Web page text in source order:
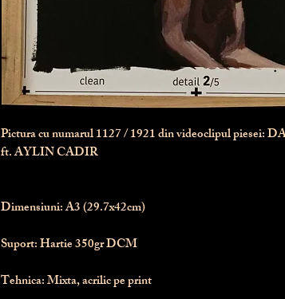
Pictura cu numarul1127/ 1921 din videoclipul piesei:
ft. AYLIN CADIR
Dimensiuni: A3 (29.7x42cm)
Suport: Hartie 350gr DCM
Tehnica: Mixta, acrilic pe print